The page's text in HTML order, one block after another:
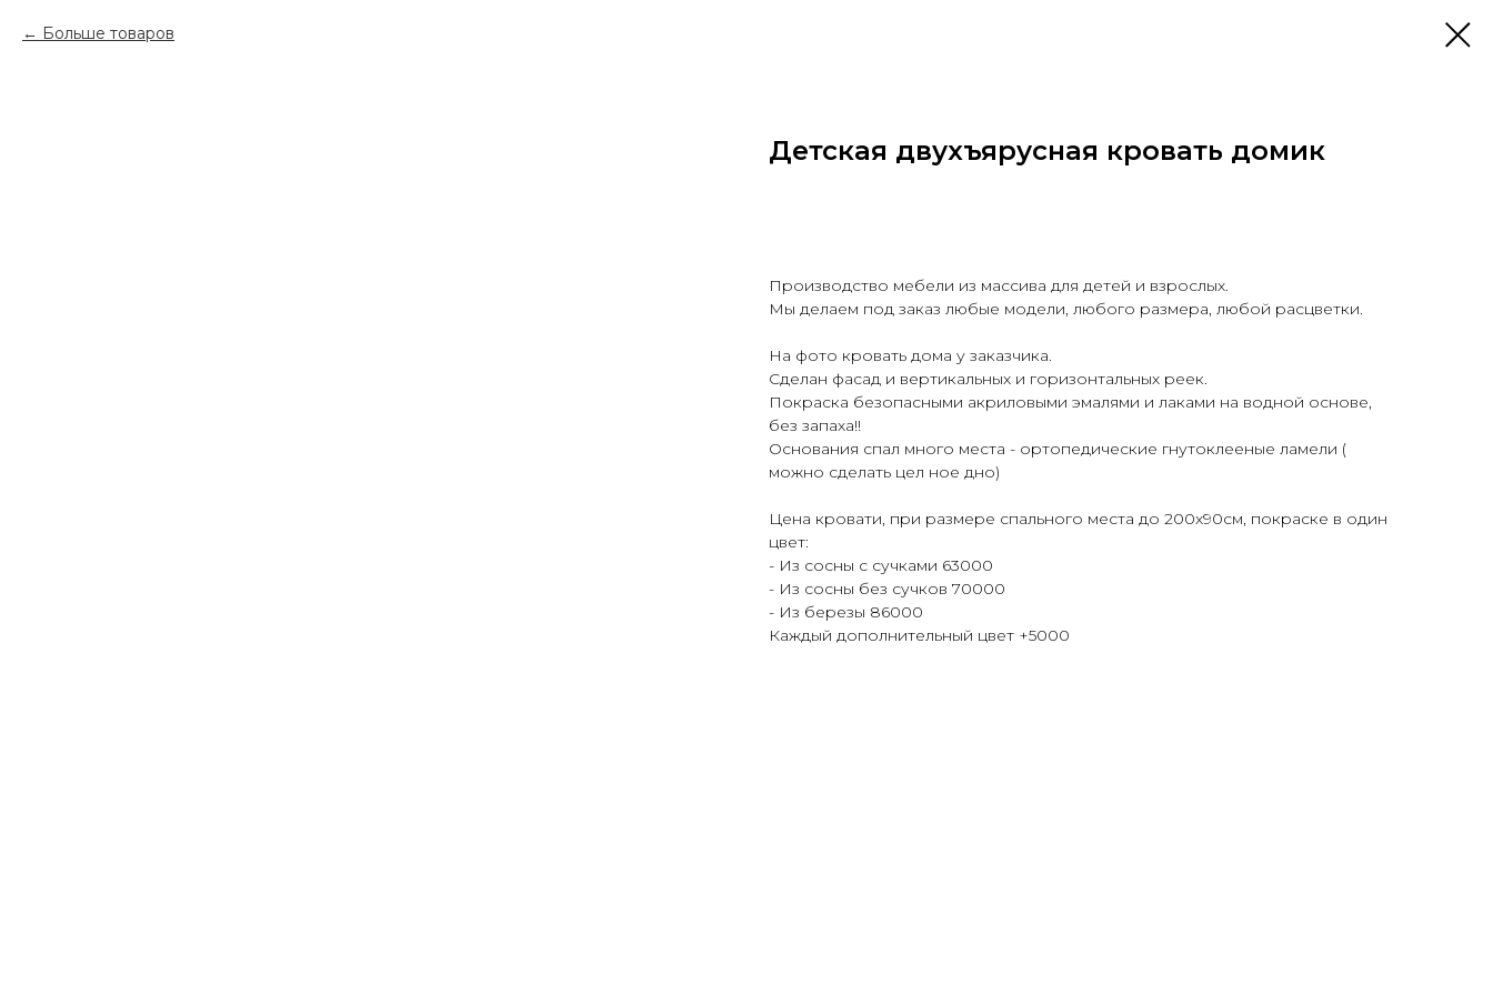
Больше товаров
Детская двухъярусная кровать домик
Производство мебели из массива для детей и взрослых.
Мы делаем под заказ любые модели, любого размера, любой расцветки.
На фото кровать дома у заказчика.
Сделан фасад и вертикальных и горизонтальных реек.
Покраска безопасными акриловыми эмалями и лаками на водной основе,
без запаха!!
Основания спал много места - ортопедические гнутоклееные ламели (
можно сделать цел ное дно)
Цена кровати, при размере спального места до 200х90см, покраске в один
цвет:
- Из сосны с сучками 63000
- Из сосны без сучков 70000
- Из березы 86000
Каждый дополнительный цвет +5000